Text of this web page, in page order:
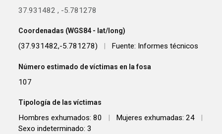
37.931482 , -5.781278
Coordenadas (WGS84 - lat/long)
(37.931482,-5.781278) Fuente: Informes técnicos
Número estimado de víctimas en la fosa
107
Tipología de las víctimas
Hombres exhumados: 80 | Mujeres exhumadas: 24
|
Sexo indeterminado: 3